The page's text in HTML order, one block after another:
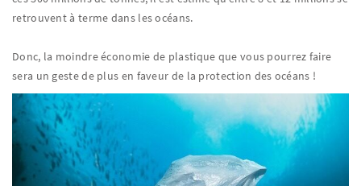
retrouvent à terme dans les océans.
Donc, la moindre économie de plastique que vous pourrez faire
sera un geste de plus en faveur de la protection des océans !